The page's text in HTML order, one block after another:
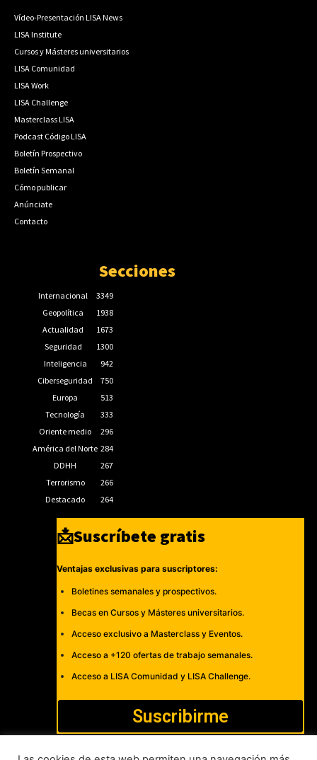
Vídeo-Presentación LISA News
LISA Institute
Cursos y Másteres universitarios
LISA Comunidad
LISA Work
LISA Challenge
Masterclass LISA
Podcast Código LISA
Boletín Prospectivo
Boletín Semanal
Cómo publicar
Anúnciate
Contacto
Secciones
Internacional
3349
Geopolítica
1938
Actualidad
1673
Seguridad
1300
Inteligencia
942
Ciberseguridad
750
Europa
513
Tecnología
333
Oriente medio
296
América del Norte 284
DDHH
267
Terrorismo
266
Destacado
264
📩Suscríbete gratis
Ventajas exclusivas para suscriptores:
Boletines semanales y prospectivos.
Becas en Cursos y Másteres universitarios.
Acceso exclusivo a Masterclass y Eventos.
Acceso a +120 ofertas de trabajo semanales.
Acceso a LISA Comunidad y LISA Challenge.
Suscribirme